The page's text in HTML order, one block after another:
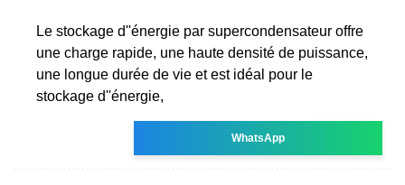
Le stockage d''énergie par supercondensateur offre
une charge rapide, une haute densité de puissance,
une longue durée de vie et est idéal pour le
stockage d''énergie,
WhatsApp